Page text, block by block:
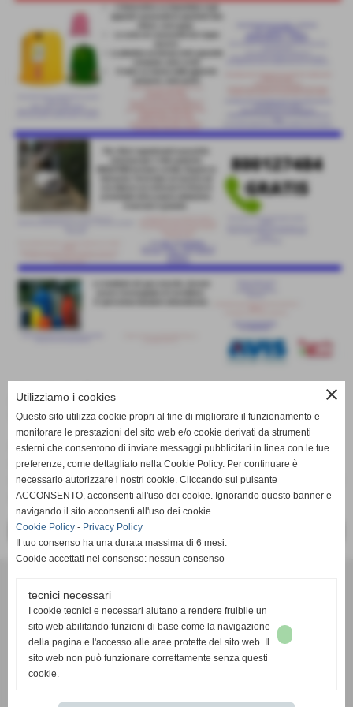
Amici di Vittorio
20-02-2020 09:19-Comunicazioni
Avis Comunale Piombino ringrazia "Amici di Vittorio" per
aver intrapreso insieme questa strada per la tutela
dell'ambiente ed aver appreso l'importanza del recupero dei
rifiuti!!!
<< PRECEDENTE
Via della Repubblica 48, Piombino (LI)
C.F. 81001950492
Tel.0565 222751
Cell. - Whatsapp331 114 12 08
E-mailpiombino.comunale@avis.it
close
Utilizziamo i cookies
Questo sito utilizza cookie propri al fine di migliorare il funzionamento e
monitorare le prestazioni del sito web e/o cookie derivati da strumenti
esterni che consentono di inviare messaggi pubblicitari in linea con le tue
preferenze, come dettagliato nella Cookie Policy. Per continuare è
necessario autorizzare i nostri cookie. Cliccando sul pulsante
ACCONSENTO, acconsenti all'uso dei cookie. Ignorando questo banner e
navigando il sito acconsenti all'uso dei cookie.
Cookie Policy - Privacy Policy
Il tuo consenso ha una durata massima di 6 mesi.
Cookie accettati nel consenso: nessun consenso
tecnici necessari
I cookie tecnici e necessari aiutano a rendere fruibile un
sito web abilitando funzioni di base come la navigazione
della pagina e l'accesso alle aree protette del sito web. Il
sito web non può funzionare correttamente senza questi
cookie.